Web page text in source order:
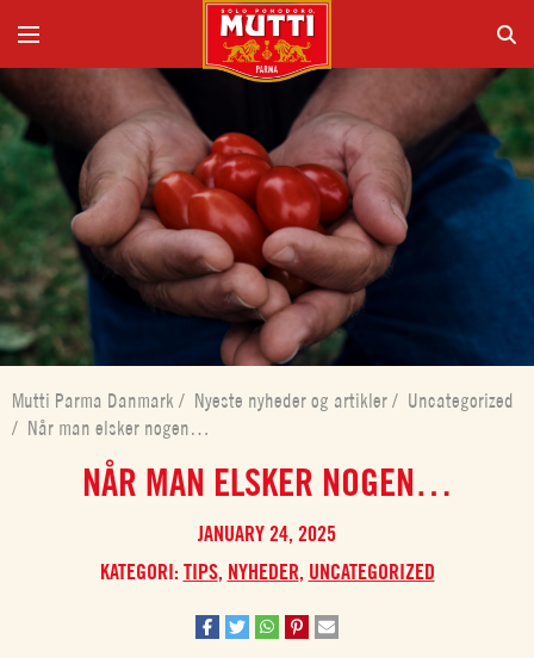
Mutti Parma Danmark / Nyeste nyheder og artikler / Uncategorized
/ Når man elsker nogen…
NÅR MAN ELSKER NOGEN…
JANUARY 24, 2025
KATEGORI: TIPS, NYHEDER, UNCATEGORIZED